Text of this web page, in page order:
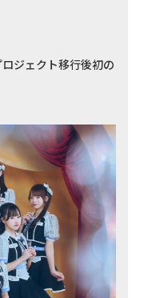
ジェクト移行後初の